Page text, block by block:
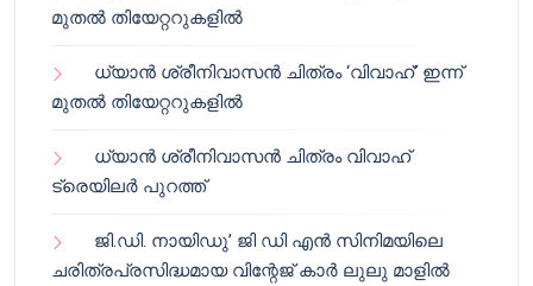
മുതൽ തിയേറ്ററുകളിൽ
ധ്യാൻ ശ്രീനിവാസൻ ചിത്രം ‘വിവാഹ്’ ഇന്ന്
മുതൽ തിയേറ്ററുകളിൽ
ധ്യാൻ ശ്രീനിവാസൻ ചിത്രം വിവാഹ്
ട്രെയിലർ പുറത്ത്
ജി.ഡി. നായിഡു’ ജി ഡി എൻ സിനിമയിലെ
ചരിത്രപ്രസിദ്ധമായ വിന്റേജ് കാർ ലുലു മാളിൽ